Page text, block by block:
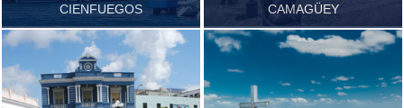
CIENFUEGOS
Führer.pdf
CAMAGÜEY
Führer.pdf